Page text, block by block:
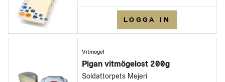
LOGGA IN
Vitmögel
Pigan vitmögelost 200g
Soldattorpets Mejeri